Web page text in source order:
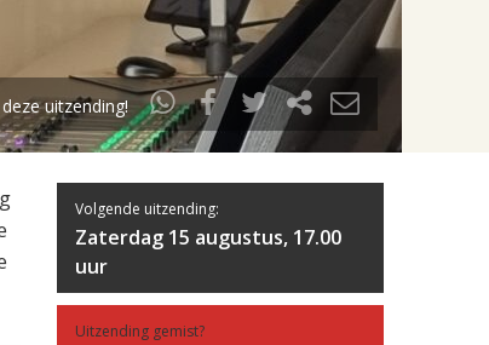
deze uitzending!
Volgende uitzending:
Zaterdag 15 augustus, 17.00
uur
Uitzending gemist?